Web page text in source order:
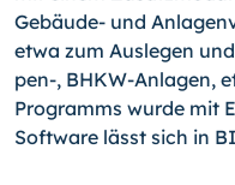
Gebäude- und
etwa zum Auslegen
pen-, BHKW-Anlagen,
Programms wurde mit
Software lässt sich in